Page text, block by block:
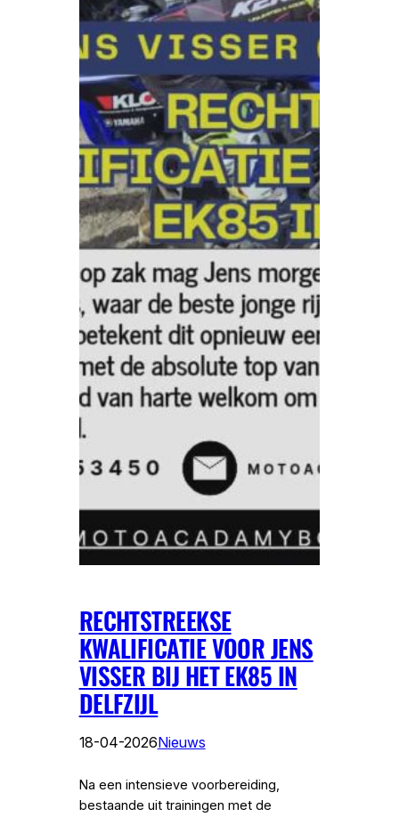
RECHTSTREEKSE
KWALIFICATIE VOOR JENS
VISSER BIJ HET EK85 IN
DELFZIJL
18-04-2026Nieuws
Na een intensieve voorbereiding,
bestaande uit trainingen met de